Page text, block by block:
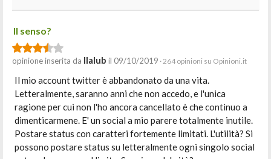
Il senso?
opinione inserita da Ilalub il 09/10/2019 · 264 opinioni su Opinioni.it
Il mio account twitter è abbandonato da una vita.
Letteralmente, saranno anni che non accedo, e l'unica
ragione per cui non l'ho ancora cancellato è che continuo a
dimenticarmene. E' un social a mio parere totalmente inutile.
Postare status con caratteri fortemente limitati. L'utilità? Si
possono postare status su letteralmente ogni singolo social